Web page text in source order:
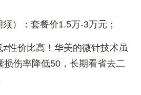
）：套餐价1.5万-3万元 ；
≠性价比高！华美的微针技术虽
损伤率降低50，长期看省去二